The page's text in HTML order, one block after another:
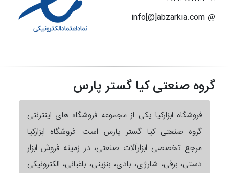
گروه صنعتی کیا گستر پارس
فروشگاه ابزارکیا یکی از مجموعه فروشگاه های اینترنتی
گروه صنعتی کیا گستر پارس است. فروشگاه ابزارکیا
مرجع تخصصی ابزارآلات صنعتی، در زمینه فروش ابزار
دستی، برقی، شارژی، بادی، بنزینی، باغبانی، الکترونیکی